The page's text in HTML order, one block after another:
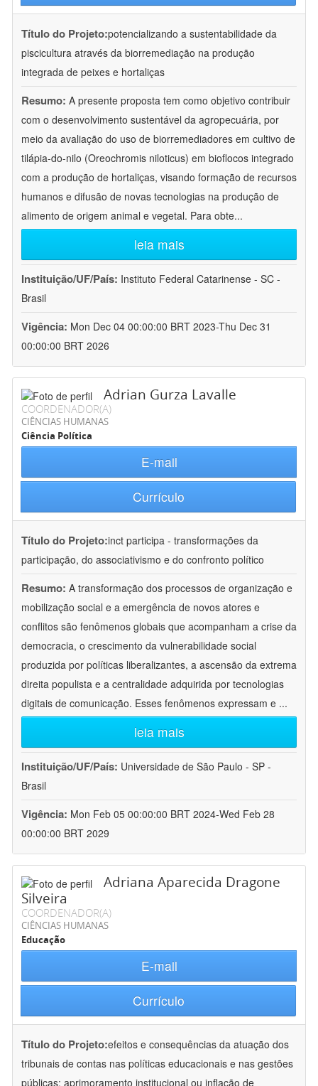
Título do Projeto:potencializando a sustentabilidade da
piscicultura através da biorremediação na produção
integrada de peixes e hortaliças
Resumo: A presente proposta tem como objetivo contribuir
com o desenvolvimento sustentável da agropecuária, por
meio da avaliação do uso de biorremediadores em cultivo de
tilápia-do-nilo (Oreochromis niloticus) em bioflocos integrado
com a produção de hortaliças, visando formação de recursos
humanos e difusão de novas tecnologias na produção de
alimento de origem animal e vegetal. Para obte...
leia mais
Instituição/UF/País: Instituto Federal Catarinense - SC -
Brasil
Vigência: Mon Dec 04 00:00:00 BRT 2023-Thu Dec 31
00:00:00 BRT 2026
Adrian Gurza Lavalle
COORDENADOR(A)
CIÊNCIAS HUMANAS
Ciência Política
E-mail
Currículo
Título do Projeto:inct participa - transformações da
participação, do associativismo e do confronto político
Resumo: A transformação dos processos de organização e
mobilização social e a emergência de novos atores e
conflitos são fenômenos globais que acompanham a crise da
democracia, o crescimento da vulnerabilidade social
produzida por políticas liberalizantes, a ascensão da extrema
direita populista e a centralidade adquirida por tecnologias
digitais de comunicação. Esses fenômenos expressam e ...
leia mais
Instituição/UF/País: Universidade de São Paulo - SP -
Brasil
Vigência: Mon Feb 05 00:00:00 BRT 2024-Wed Feb 28
00:00:00 BRT 2029
Adriana Aparecida Dragone
Silveira
COORDENADOR(A)
CIÊNCIAS HUMANAS
Educação
E-mail
Currículo
Título do Projeto:efeitos e consequências da atuação dos
tribunais de contas nas políticas educacionais e nas gestões
públicas: aprimoramento institucional ou inflação de